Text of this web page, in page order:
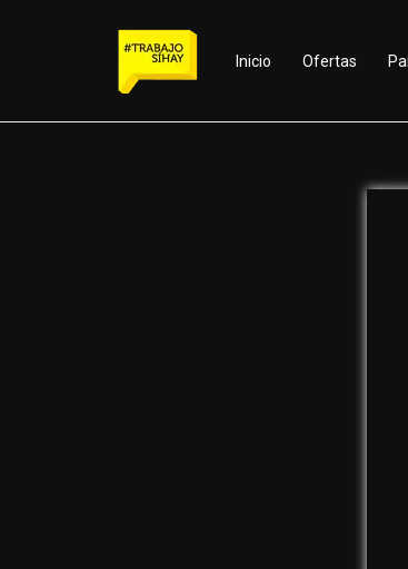
Inicio Ofertas